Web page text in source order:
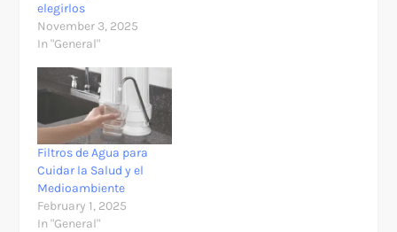
elegirlos
November 3, 2025
In "General"
Filtros de Agua para
Cuidar la Salud y el
Medioambiente
February 1, 2025
In "General"